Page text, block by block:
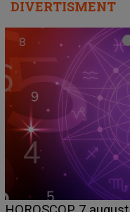
DIVERTISMENT